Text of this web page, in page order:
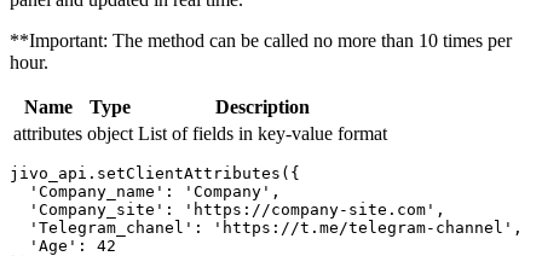
**Important: The method can be called no more than 10 times per
hour.
Name Type
Description
attributes object List of fields in key-value format
jivo_api.setClientAttributes({
  'Company_name': 'Company',
  'Company_site': 'https://company-site.com',
  'Telegram_chanel': 'https://t.me/telegram-channel',
  'Age': 42